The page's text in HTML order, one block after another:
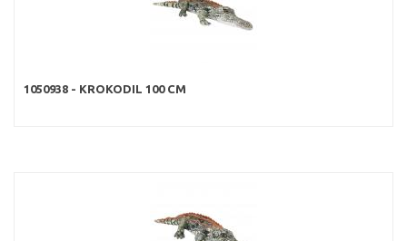
1050938 - KROKODIL 100 CM